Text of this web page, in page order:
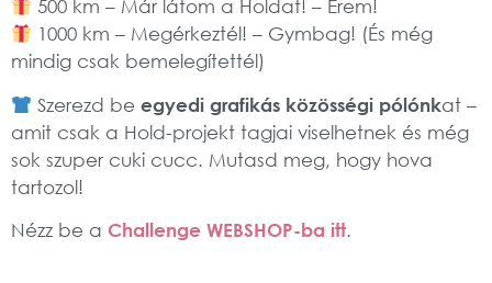
500 km – Már látom a Holdat! – Érem!
1000 km – Megérkeztél! – Gymbag! (És még
mindig csak bemelegítettél)
Szerezd beegyedi grafikás közösségi pólónkat –
amit csak a Hold-projekt tagjai viselhetnek és még
sok szuper cuki cucc. Mutasd meg, hogy hova
tartozol!
Nézz be a Challenge WEBSHOP-ba itt.